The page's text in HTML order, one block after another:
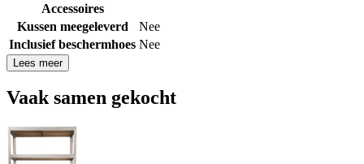
Accessoires
Kussen meegeleverd
Nee
Inclusief beschermhoes Nee
Lees meer
Vaak samen gekocht